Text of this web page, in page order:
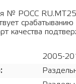
№ РОСС
срабатыванию
качества
2005-